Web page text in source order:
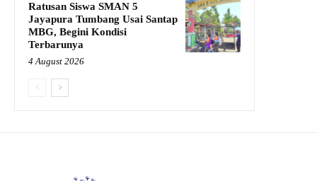
Ratusan Siswa SMAN 5
Jayapura Tumbang Usai Santap
MBG, Begini Kondisi
Terbarunya
4 August 2026